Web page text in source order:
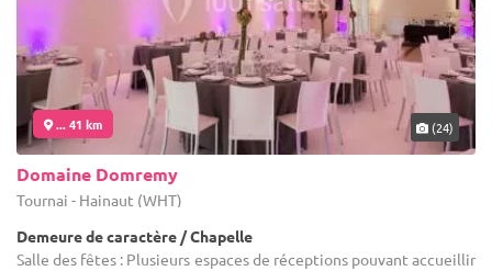
... 41 km (24)
Domaine Domremy
Tournai - Hainaut (WHT)
Demeure de caractère / Chapelle
Salle des fêtes : Plusieurs espaces de réceptions pouvant accueillir